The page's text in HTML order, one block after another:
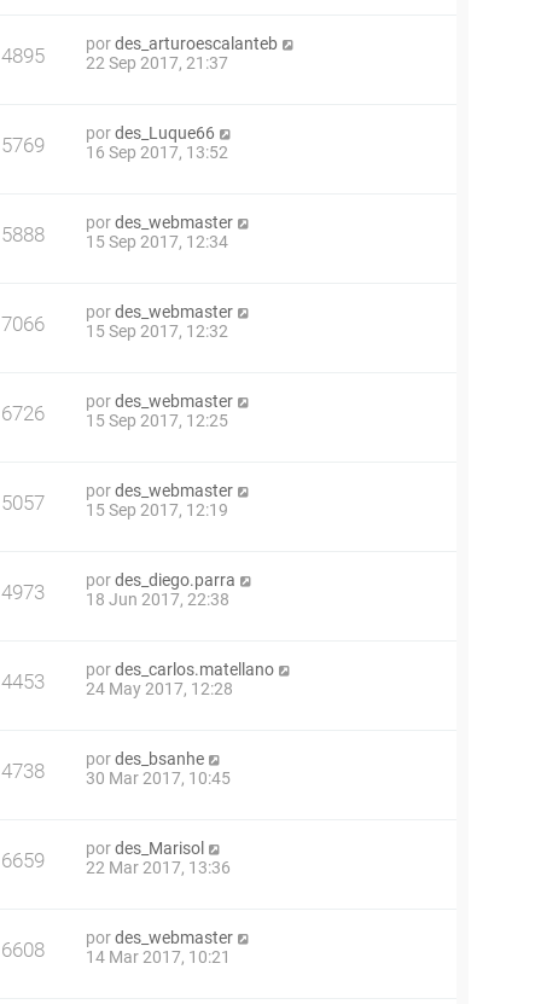
4895 pordes_arturoescalanteb
22 Sep 2017, 21:37
5769 pordes_Luque66
16 Sep 2017, 13:52
5888 pordes_webmaster
15 Sep 2017, 12:34
7066 pordes_webmaster
15 Sep 2017, 12:32
6726 pordes_webmaster
15 Sep 2017, 12:25
5057 pordes_webmaster
15 Sep 2017, 12:19
4973 pordes_diego.parra
18 Jun 2017, 22:38
4453 pordes_carlos.matellano
24 May 2017, 12:28
4738 pordes_bsanhe
30 Mar 2017, 10:45
6659 pordes_Marisol
22 Mar 2017, 13:36
6608 pordes_webmaster
14 Mar 2017, 10:21